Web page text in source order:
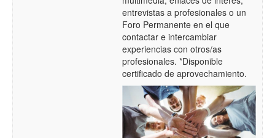
entrevistas a profesionales o un
Foro Permanente en el que
contactar e intercambiar
experiencias con otros/as
profesionales. *Disponible
certificado de aprovechamiento.